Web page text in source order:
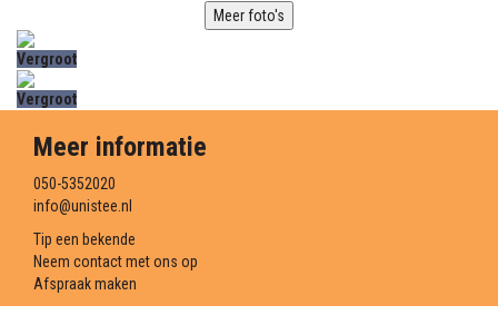
Meer foto's
Vergroot
Vergroot
Meer informatie
050-5352020
info@unistee.nl
Tip een bekende
Neem contact met ons op
Afspraak maken